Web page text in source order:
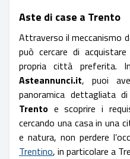
Aste di case a Trento
Attraverso il meccanismo
può cercare di
propria città preferita.
Asteannunci.it, puoi
panoramica dettagliata
Trento e scoprire i
cercando una casa in una
e natura, non perdere
Trentino, in particolare a